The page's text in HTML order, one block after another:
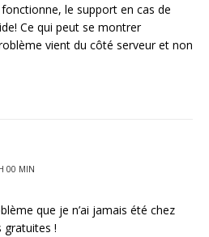
le support en cas de
Ce qui peut se montrer
vient du côté serveur et non
00 MIN
que je n’ai jamais été chez
gratuites !